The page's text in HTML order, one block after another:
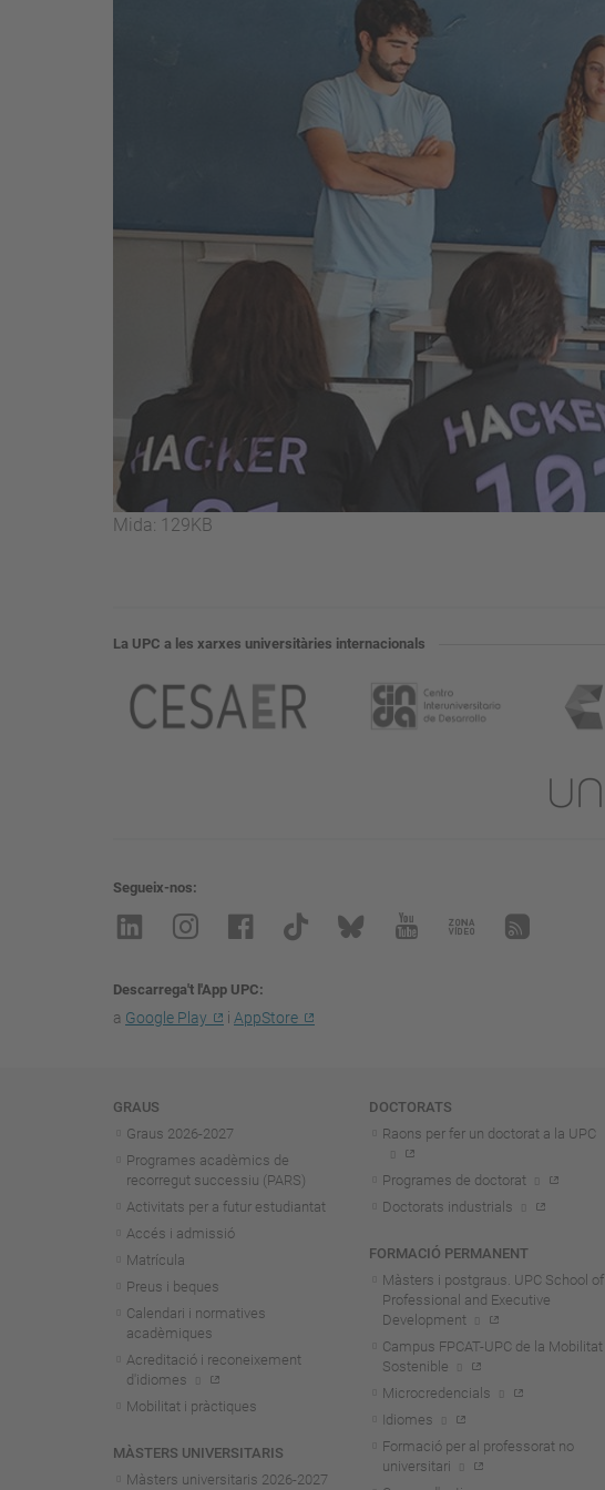
Feu
la
mida
Mida: 129KB
La UPC a les xarxes universitàries internacionals
Segueix-nos
Descarrega't l'App UPC
a Google Play i AppStore
Navegació
GRAUS
Graus 2026-2027
Programes acadèmics de
recorregut successiu (PARS)
Activitats per a futur estudiantat
Accés i admissió
Matrícula
Preus i beques
Calendari i normatives
acadèmiques
Acreditació i reconeixement
d'idiomes
Mobilitat i pràctiques
MÀSTERS UNIVERSITARIS
Màsters universitaris 2026-2027
DOCTORATS
Raons per fer un doctorat a la UPC
Programes de doctorat
Doctorats industrials
FORMACIÓ PERMANENT
Màsters i postgraus. UPC School of
Professional and Executive
Development
Campus FPCAT-UPC de la Mobilitat
Sostenible
Microcredencials
Idiomes
Formació per al professorat no
universitari